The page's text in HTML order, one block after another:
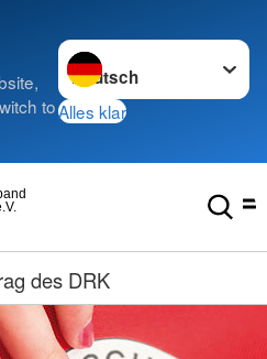
to
Sprache wechseln zu
Alles klar
des DRK